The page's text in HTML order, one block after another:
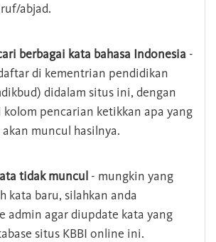
abjad.
berbagai kata bahasa Indonesia -
di kementrian pendidikan
didalam situs ini, dengan
kolom pencarian ketikkan apa yang
muncul hasilnya.
tidak muncul - mungkin yang
kata baru, silahkan anda
admin agar diupdate kata yang
situs KBBI online ini.